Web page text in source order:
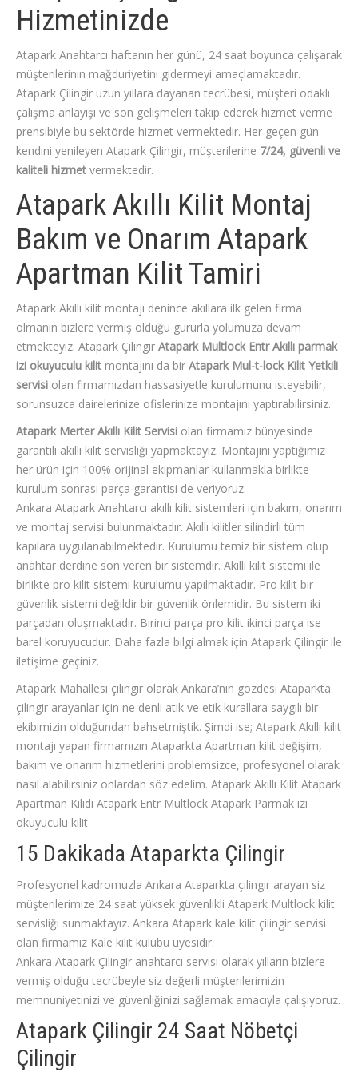
Hizmetinizde
Atapark Anahtarcı haftanın her günü, 24 saat boyunca çalışarak
müşterilerinin mağduriyetini gidermeyi amaçlamaktadır.
Atapark Çilingir uzun yıllara dayanan tecrübesi, müşteri odaklı
çalışma anlayışı ve son gelişmeleri takip ederek hizmet verme
prensibiyle bu sektörde hizmet vermektedir. Her geçen gün
kendini yenileyen Atapark Çilingir, müşterilerine 7/24, güvenli ve
kaliteli hizmet vermektedir.
Atapark Akıllı Kilit Montaj
Bakım ve Onarım Atapark
Apartman Kilit Tamiri
Atapark Akıllı kilit montajı denince akıllara ilk gelen firma
olmanın bizlere vermiş olduğu gururla yolumuza devam
etmekteyiz. Atapark Çilingir Atapark Multlock Entr Akıllı parmak
izi okuyuculu kilit montajını da bir Atapark Mul-t-lock Kilit Yetkili
servisi olan firmamızdan hassasiyetle kurulumunu isteyebilir,
sorunsuzca dairelerinize ofislerinize montajını yaptırabilirsiniz.
Atapark Merter Akıllı Kilit Servisi olan firmamız bünyesinde
garantili akıllı kilit servisliği yapmaktayız. Montajını yaptığımız
her ürün için 100% orijinal ekipmanlar kullanmakla birlikte
kurulum sonrası parça garantisi de veriyoruz.
Ankara Atapark Anahtarcı akıllı kilit sistemleri için bakım, onarım
ve montaj servisi bulunmaktadır. Akıllı kilitler silindirli tüm
kapılara uygulanabilmektedir. Kurulumu temiz bir sistem olup
anahtar derdine son veren bir sistemdir. Akıllı kilit sistemi ile
birlikte pro kilit sistemi kurulumu yapılmaktadır. Pro kilit bir
güvenlik sistemi değildir bir güvenlik önlemidir. Bu sistem iki
parçadan oluşmaktadır. Birinci parça pro kilit ikinci parça ise
barel koruyucudur. Daha fazla bilgi almak için Atapark Çilingir ile
iletişime geçiniz.
Atapark Mahallesi çilingir olarak Ankara’nın gözdesi Ataparkta
çilingir arayanlar için ne denli atik ve etik kurallara saygılı bir
ekibimizin olduğundan bahsetmiştik. Şimdi ise; Atapark Akıllı kilit
montajı yapan firmamızın Ataparkta Apartman kilit değişim,
bakım ve onarım hizmetlerini problemsizce, profesyonel olarak
nasıl alabilirsiniz onlardan söz edelim. Atapark Akıllı Kilit Atapark
Apartman Kilidi Atapark Entr Multlock Atapark Parmak izi
okuyuculu kilit
15 Dakikada Ataparkta Çilingir
Profesyonel kadromuzla Ankara Ataparkta çilingir arayan siz
müşterilerimize 24 saat yüksek güvenlikli Atapark Multlock kilit
servisliği sunmaktayız. Ankara Atapark kale kilit çilingir servisi
olan firmamız Kale kilit kulubü üyesidir.
Ankara Atapark Çilingir anahtarcı servisi olarak yılların bizlere
vermiş olduğu tecrübeyle siz değerli müşterilerimizin
memnuniyetinizi ve güvenliğinizi sağlamak amacıyla çalışıyoruz.
Atapark Çilingir 24 Saat Nöbetçi
Çilingir